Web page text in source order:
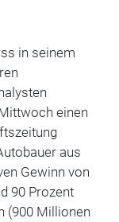
in seinem
einen
aus
Gewinn von
90 Prozent
(900 Millionen